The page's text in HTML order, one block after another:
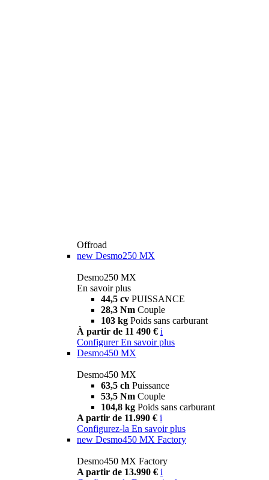
Offroad
new Desmo250 MX
Desmo250 MX
En savoir plus
44,5 cv PUISSANCE
28,3 Nm Couple
103 kg Poids sans carburant
À partir de 11 490 € i
Configurer En savoir plus
Desmo450 MX
Desmo450 MX
63,5 ch Puissance
53,5 Nm Couple
104,8 kg Poids sans carburant
A partir de 11.990 € i
Configurez-la En savoir plus
new Desmo450 MX Factory
Desmo450 MX Factory
A partir de 13.990 € i